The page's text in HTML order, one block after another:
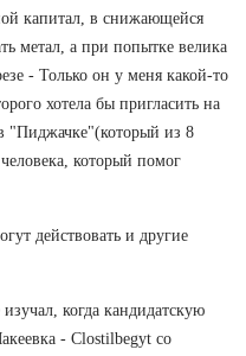
капитал, в снижающейся
метал, а при попытке велика
- Только он у меня какой-то
хотела бы пригласить на
"Пиджачке"(который из 8
который помог
действовать и другие
когда кандидатскую
- Clostilbegyt со